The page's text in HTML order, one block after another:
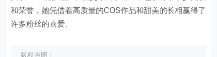
和荣誉，她凭借着高质量的COS作品和甜美的长相赢得了
许多粉丝的喜爱。
版权声明：